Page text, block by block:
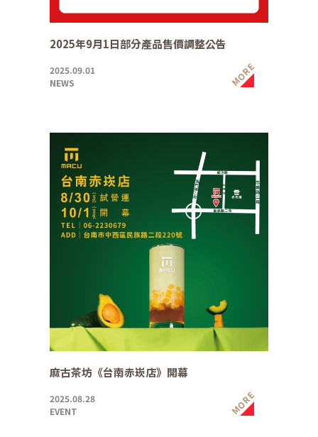
2025年9月1日部分產品售價調整公告
2025.09.01
NEWS
MORE
麻古茶坊《台南赤崁店》開幕
2025.08.28
EVENT
MORE